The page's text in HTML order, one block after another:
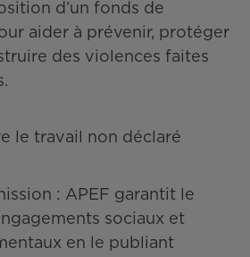
d’un fonds de
aider à prévenir, protéger
des violences faites
le travail non déclaré
: APEF garantit le
sociaux et
en le publiant